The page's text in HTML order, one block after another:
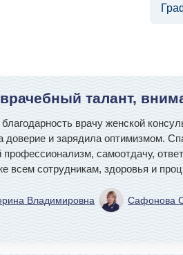
талант,
врачу женской
доверие и зарядила оптимизмом.
самоотдачу,
всем сотрудникам, здоровья и
Владимировна Сафонова